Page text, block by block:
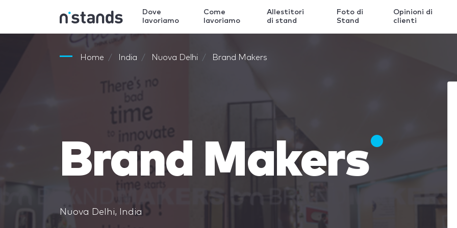
Dove
lavoriamo
Come
lavoriamo
Allestitori
di stand
Foto di
Stand
Opinioni di
clienti
Home India Nuova Delhi Brand Makers
Brand Makers
Nuova Delhi, India